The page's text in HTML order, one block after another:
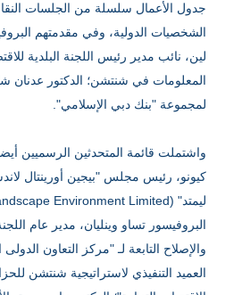
جدول الأعمال سلسلة من الجلسات
الشخصيات الدولية، وفي مقدمتهم
لين، نائب مدير رئيس اللجنة البلدية
المعلومات في شنتشن؛ الدكتور عدنان
لمجموعة "بنك دبي الإسلامي".
واشتملت قائمة المتحدثين الرسميين
كيونو، رئيس مجلس "بيجين أورينتال
البروفيسور تساو وينليان، مدير عام
والإصلاح التابعة لـ "مركز التعاون
العميد التنفيذي لاستراتيجية شنتشن